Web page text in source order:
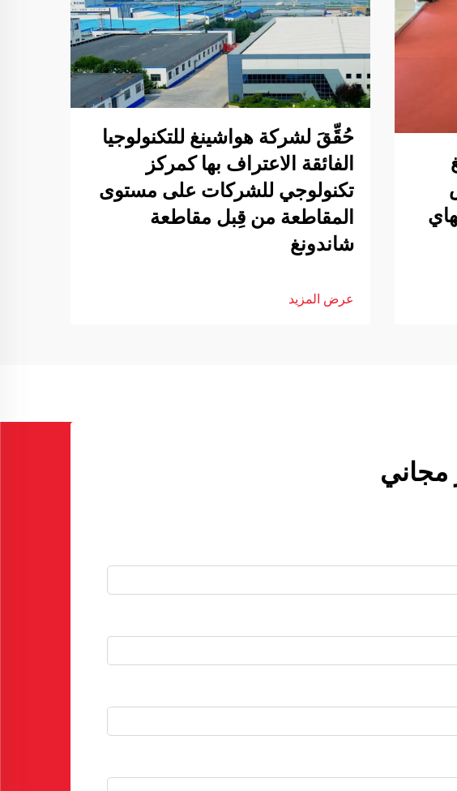
حُقِّقَ لشركة هواشينغ للتكنولوجيا
الفائقة الاعتراف بها كمركز
تكنولوجي للشركات على مستوى
المقاطعة من قِبل مقاطعة
شاندونغ
عرض المزيد